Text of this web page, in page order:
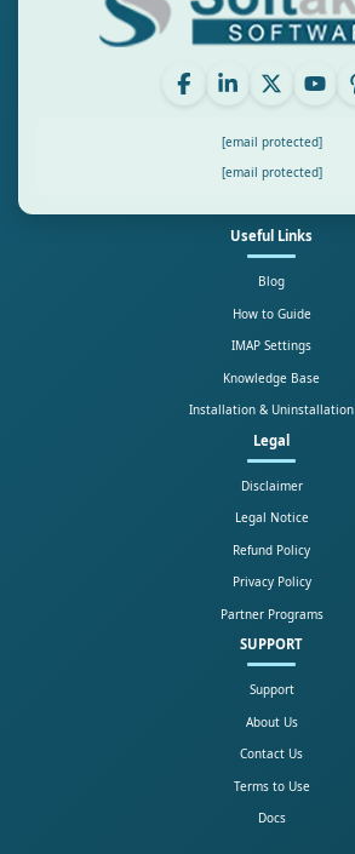
[email protected]
[email protected]
Useful Links
Blog
How to Guide
IMAP Settings
Knowledge Base
Installation & Uninstallation
Legal
Disclaimer
Legal Notice
Refund Policy
Privacy Policy
Partner Programs
SUPPORT
Support
About Us
Contact Us
Terms to Use
Docs